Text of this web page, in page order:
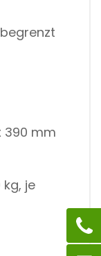
390 mm
kg, je